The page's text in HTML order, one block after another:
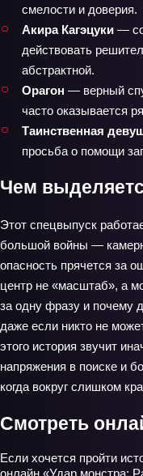
смелости и доверия.
Акира Кагэцуки —
действовать
абстрактной.
Орагон — верный
часто оказывается
Таинственная
просьба о помощи
Чем
Этот спецвыпуск
большой войны —
опасность прячется за
центр не «масштаб», а
за одну фразу и почему
даже если никто не
этого история звучит
напряжения в поиске и
когда вокруг слишком
Смотреть
Если хочется пройти